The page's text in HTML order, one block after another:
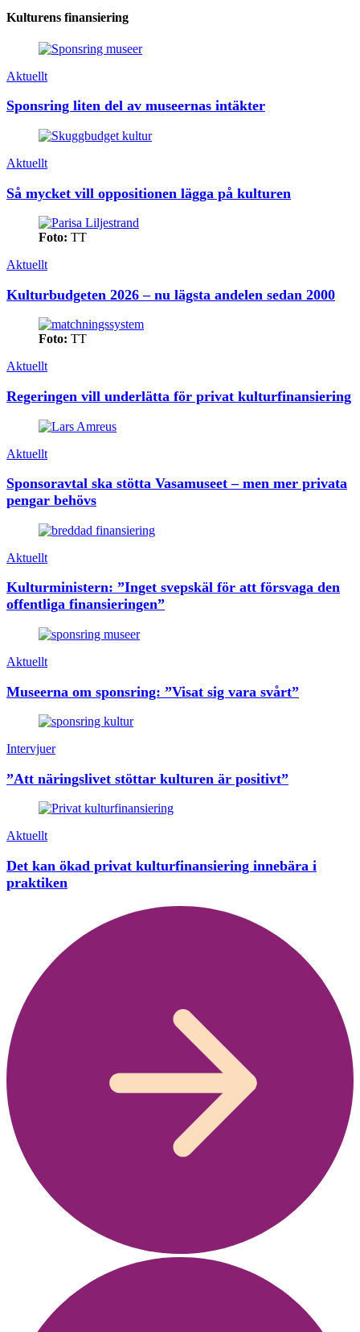
Kulturens finansiering
Aktuellt
Sponsring liten del av museernas intäkter
Aktuellt
Så mycket vill oppositionen lägga på kulturen
Foto: TT
Aktuellt
Kulturbudgeten 2026 – nu lägsta andelen sedan 2000
Foto: TT
Aktuellt
Regeringen vill underlätta för privat kulturfinansiering
Aktuellt
Sponsoravtal ska stötta Vasamuseet – men mer privata
pengar behövs
Aktuellt
Kulturministern: ”Inget svepskäl för att försvaga den
offentliga finansieringen”
Aktuellt
Museerna om sponsring: ”Visat sig vara svårt”
Intervjuer
”Att näringslivet stöttar kulturen är positivt”
Aktuellt
Det kan ökad privat kulturfinansiering innebära i
praktiken